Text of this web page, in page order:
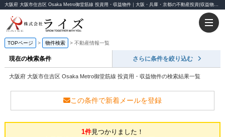
大阪府 大阪市住吉区 Osaka Metro御堂筋線 投資用・収益物件｜大阪・兵庫・京都の不動産投資(収益物件)ならライズ
TOPページ 物件検索 不動産情報一覧
現在の検索条件 さらに条件を絞り込む
大阪府 大阪市住吉区 Osaka Metro御堂筋線 投資用・収益物件の検索結果一覧
この条件で新着メールを登録
1件見つかりました！